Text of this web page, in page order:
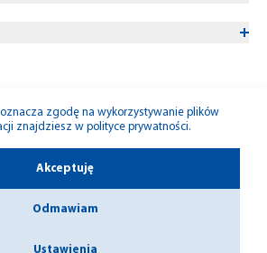
zgodę na wykorzystywanie plików
znajdziesz w polityce prywatności.
Akceptuję
Odmawiam
Ustawienia